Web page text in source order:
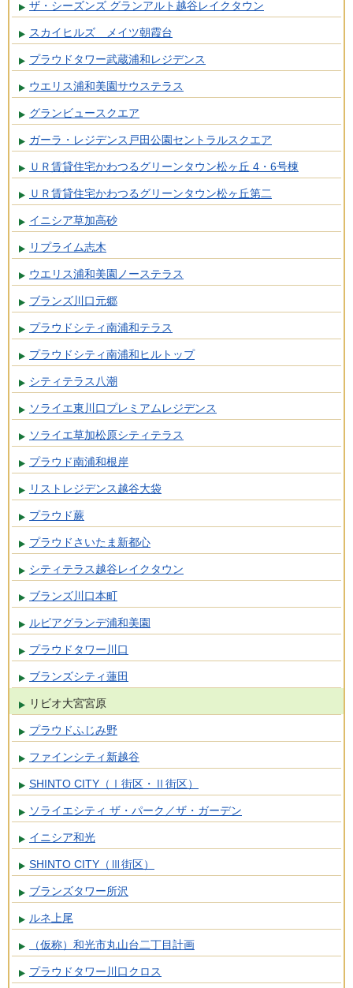
ザ・シーズンズ グランアルト越谷レイクタウン
スカイヒルズ メイツ朝霞台
プラウドタワー武蔵浦和レジデンス
ウエリス浦和美園サウステラス
グランビュースクエア
ガーラ・レジデンス戸田公園セントラルスクエア
ＵＲ賃貸住宅かわつるグリーンタウン松ヶ丘 4・6号棟
ＵＲ賃貸住宅かわつるグリーンタウン松ヶ丘第二
イニシア草加高砂
リプライム志木
ウエリス浦和美園ノーステラス
ブランズ川口元郷
プラウドシティ南浦和テラス
プラウドシティ南浦和ヒルトップ
シティテラス八潮
ソライエ東川口プレミアムレジデンス
ソライエ草加松原シティテラス
プラウド南浦和根岸
リストレジデンス越谷大袋
プラウド蕨
プラウドさいたま新都心
シティテラス越谷レイクタウン
ブランズ川口本町
ルピアグランデ浦和美園
プラウドタワー川口
ブランズシティ蓮田
リビオ大宮宮原
プラウドふじみ野
ファインシティ新越谷
SHINTO CITY（Ⅰ街区・Ⅱ街区）
ソライエシティ ザ・パーク／ザ・ガーデン
イニシア和光
SHINTO CITY（Ⅲ街区）
ブランズタワー所沢
ルネ上尾
（仮称）和光市丸山台二丁目計画
プラウドタワー川口クロス